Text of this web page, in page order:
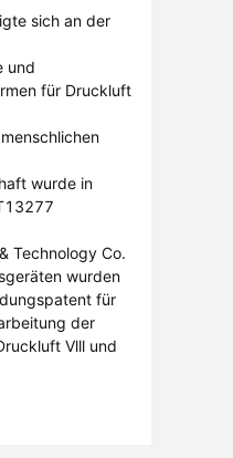
sich an der
und
für Druckluft
wurde in
Technology Co.
wurden
für
der
Vlll und